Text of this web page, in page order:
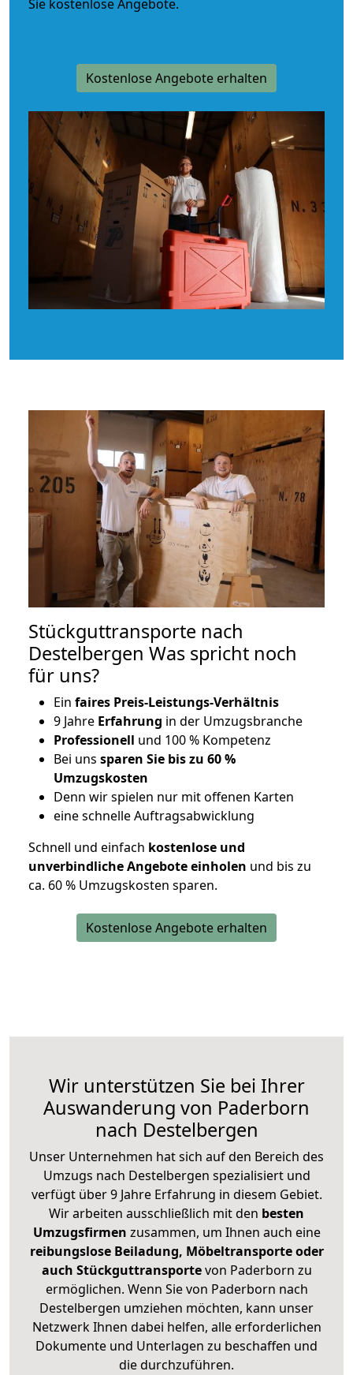
Sie kostenlose Angebote.
Kostenlose Angebote erhalten
Stückguttransporte nach
Destelbergen Was spricht noch
für uns?
Ein faires Preis-Leistungs-Verhältnis
9 Jahre Erfahrung in der Umzugsbranche
Professionell und 100 % Kompetenz
Bei uns sparen Sie bis zu 60 %
Umzugskosten
Denn wir spielen nur mit offenen Karten
eine schnelle Auftragsabwicklung
Schnell und einfach kostenlose und
unverbindliche Angebote einholen und bis zu
ca. 60 % Umzugskosten sparen.
Kostenlose Angebote erhalten
Wir unterstützen Sie bei Ihrer
Auswanderung von Paderborn
nach Destelbergen
Unser Unternehmen hat sich auf den Bereich des
Umzugs nach Destelbergen spezialisiert und
verfügt über 9 Jahre Erfahrung in diesem Gebiet.
Wir arbeiten ausschließlich mit den besten
Umzugsfirmen zusammen, um Ihnen auch eine
reibungslose Beiladung, Möbeltransporte oder
auch Stückguttransportevon Paderborn zu
ermöglichen. Wenn Sie von Paderborn nach
Destelbergen umziehen möchten, kann unser
Netzwerk Ihnen dabei helfen, alle erforderlichen
Dokumente und Unterlagen zu beschaffen und
die durchzuführen.